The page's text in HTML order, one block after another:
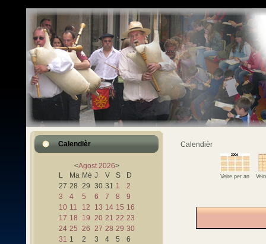
Calendièr
<Agost 2026>
L
Ma Mè J V S
D
27 28 29 30 31 1
2
3
4 5 6 7 8
9
10 11 12 13 14 15 16
17 18 19 20 21 22 23
24 25 26 27 28 29 30
31 1 2 3 4 5 6
Calendièr
Veire per an